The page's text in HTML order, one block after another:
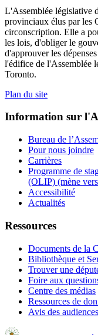
L'Assemblée législative
provinciaux élus par les
circonscription. Elle a
les lois, d'obliger le
d'approuver les
l'édifice de l'Assemblée
Toronto.
Plan du site
Information sur
Bureau de
Pour nous joindre
Carrières
Programme de
(OLIP) (mène
Accessibilité
Actualités
Ressources
Documents de la
Bibliothèque et
Trouver une
Foire aux
Centre des médias
Ressources de
Avis des audiences